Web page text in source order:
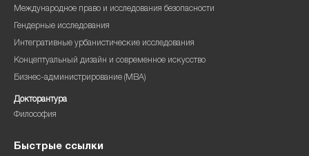
Международное право и исследования безопасности
Гендерные исследования
Интегративные урбанистические исследования
Концептуальный дизайн и современное искусство
Бизнес-администрирование (MBA)
Докторантура
Философия
Быстрые ссылки